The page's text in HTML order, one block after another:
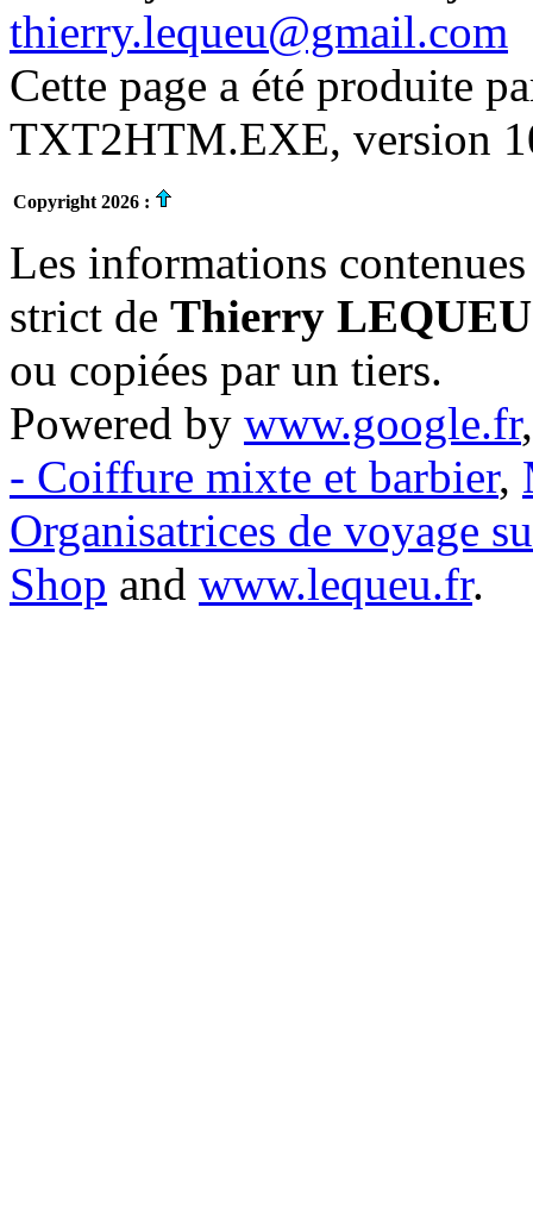
thierry.lequeu@gmail.com
Cette page a été produite
TXT2HTM.EXE, version
Copyright 2026 :
Les informations
strict de Thierry LEQUEU
ou copiées par un tiers.
Powered by www.google.fr
- Coiffure mixte et barbier,
Organisatrices de voyage
Shop and www.lequeu.fr.